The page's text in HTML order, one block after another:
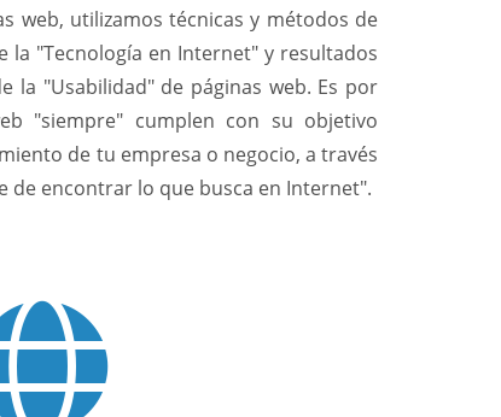
web, utilizamos técnicas y métodos de
la "Tecnología en Internet" y resultados
la "Usabilidad" de páginas web. Es por
"siempre" cumplen con su objetivo
de tu empresa o negocio, a través
de encontrar lo que busca en Internet".